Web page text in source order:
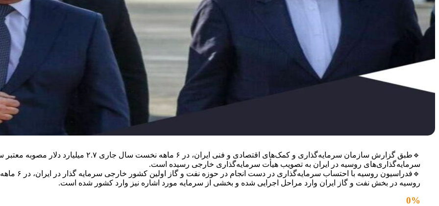
🔹طبق گزارش سازمان سرمایه‌گذاری و کمک‌های اقتصادی و
سرمایه‌گذاری‌های روسیه در ایران به تصویب هیأت سرمایه‌گذاری خارجی رسیده است.
روسیه در بخش نفت و گاز ایران وارد مراحل اجرایی شده و بخشی از سرمایه مورد اشاره نیز وارد کشور شده است.
0%